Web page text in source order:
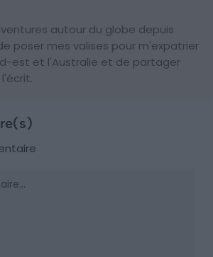
autour du globe depuis
poser mes valises pour m'expatrier
est et l'Australie et de partager